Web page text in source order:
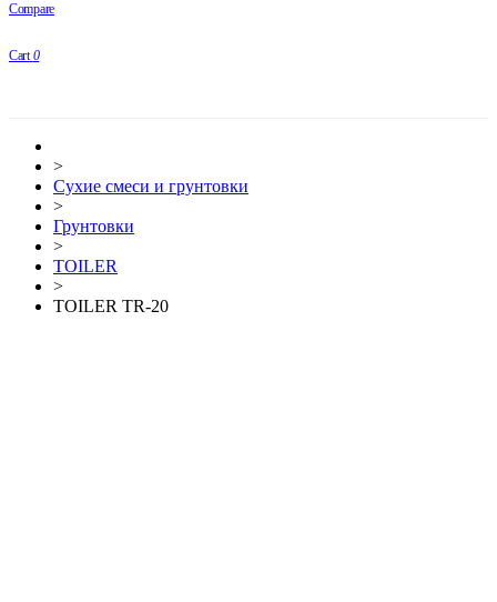
Compare
Cart 0
>
Сухие смеси и грунтовки
>
Грунтовки
>
TOILER
>
TOILER TR-20